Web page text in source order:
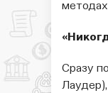
Сразу